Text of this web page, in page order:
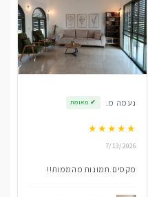
נעמה מ. ✔ מאומת
★★★★★
7/13/2026
מקסים.תמונות מהממות!!